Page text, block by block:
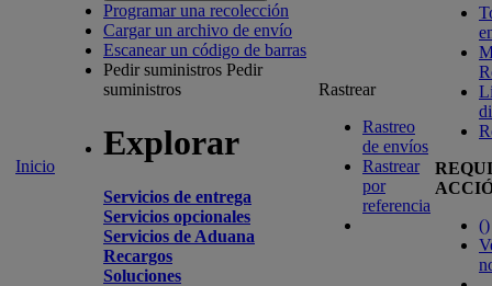
Inicio
Programar una recolección
Cargar un archivo de envío
Escanear un código de barras
Pedir suministros Pedir
suministros
Explorar
Servicios de entrega
Servicios opcionales
Servicios de Aduana
Recargos
Soluciones
Rastrear
Rastreo
de envíos
Rastrear
por
referencia
()